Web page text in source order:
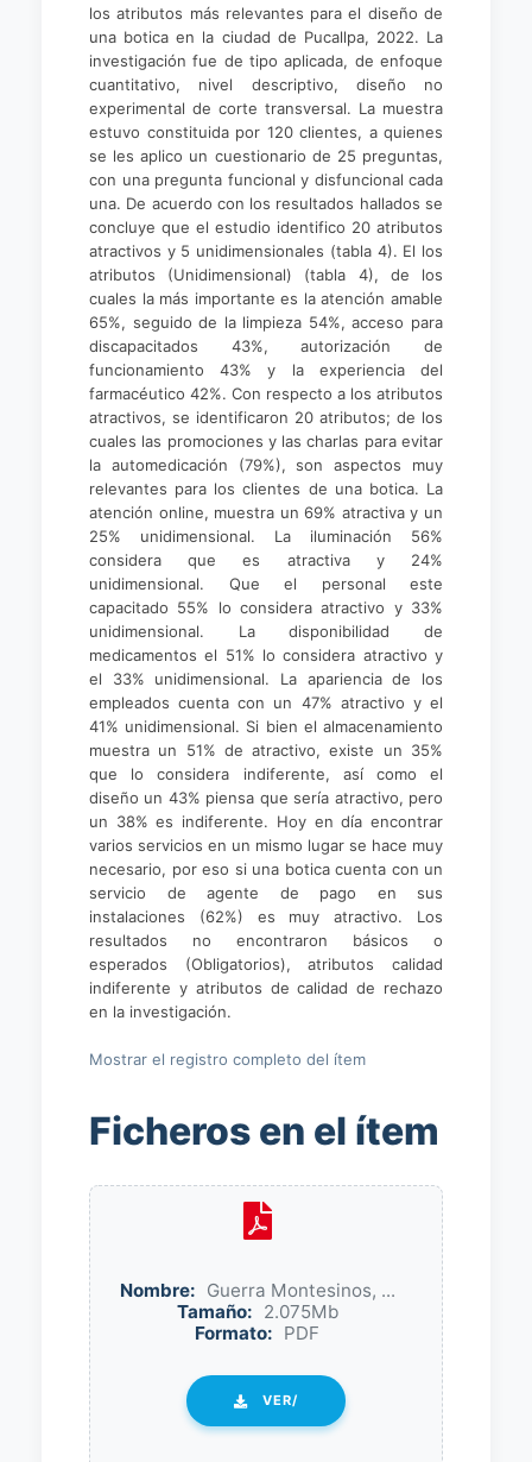
los atributos más relevantes para el diseño de
una botica en la ciudad de Pucallpa, 2022. La
investigación fue de tipo aplicada, de enfoque
cuantitativo, nivel descriptivo, diseño no
experimental de corte transversal. La muestra
estuvo constituida por 120 clientes, a quienes
se les aplico un cuestionario de 25 preguntas,
con una pregunta funcional y disfuncional cada
una. De acuerdo con los resultados hallados se
concluye que el estudio identifico 20 atributos
atractivos y 5 unidimensionales (tabla 4). El los
atributos (Unidimensional) (tabla 4), de los
cuales la más importante es la atención amable
65%, seguido de la limpieza 54%, acceso para
discapacitados 43%, autorización de
funcionamiento 43% y la experiencia del
farmacéutico 42%. Con respecto a los atributos
atractivos, se identificaron 20 atributos; de los
cuales las promociones y las charlas para evitar
la automedicación (79%), son aspectos muy
relevantes para los clientes de una botica. La
atención online, muestra un 69% atractiva y un
25% unidimensional. La iluminación 56%
considera que es atractiva y 24%
unidimensional. Que el personal este
capacitado 55% lo considera atractivo y 33%
unidimensional. La disponibilidad de
medicamentos el 51% lo considera atractivo y
el 33% unidimensional. La apariencia de los
empleados cuenta con un 47% atractivo y el
41% unidimensional. Si bien el almacenamiento
muestra un 51% de atractivo, existe un 35%
que lo considera indiferente, así como el
diseño un 43% piensa que sería atractivo, pero
un 38% es indiferente. Hoy en día encontrar
varios servicios en un mismo lugar se hace muy
necesario, por eso si una botica cuenta con un
servicio de agente de pago en sus
instalaciones (62%) es muy atractivo. Los
resultados no encontraron básicos o
esperados (Obligatorios), atributos calidad
indiferente y atributos de calidad de rechazo
en la investigación.
Mostrar el registro completo del ítem
Ficheros en el ítem
Nombre: Guerra Montesinos, ...
Tamaño: 2.075Mb
Formato: PDF
VER/